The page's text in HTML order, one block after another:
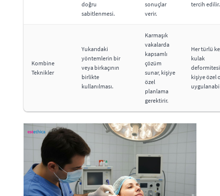
doğru
sabitlenmesi.
sonuçlar
verir.
tercih edilir.
Kombine
Teknikler
Yukarıdaki
yöntemlerin bir
veya birkaçının
birlikte
kullanılması.
Karmaşık
vakalarda
kapsamlı
çözüm
sunar, kişiye
özel
planlama
gerektirir.
Her türlü
kulak
kişiye özel